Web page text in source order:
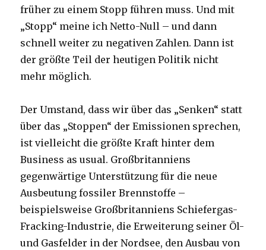
früher zu einem Stopp führen muss. Und mit
„Stopp“ meine ich Netto-Null – und dann
schnell weiter zu negativen Zahlen. Dann ist
der größte Teil der heutigen Politik nicht
mehr möglich.
Der Umstand, dass wir über das „Senken“ statt
über das „Stoppen“ der Emissionen sprechen,
ist vielleicht die größte Kraft hinter dem
Business as usual. Großbritanniens
gegenwärtige Unterstützung für die neue
Ausbeutung fossiler Brennstoffe –
beispielsweise Großbritanniens Schiefergas-
Fracking-Industrie, die Erweiterung seiner Öl-
und Gasfelder in der Nordsee, den Ausbau von